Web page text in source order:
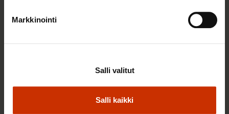
Markkinointi
Salli kaikki
Salli valitut
3.6.2026 13:34
TASA-ARVO JA YHDENVERTAISUUS